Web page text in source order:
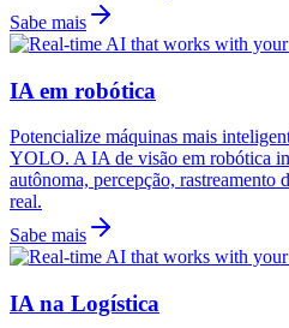
Sabe mais
IA em robótica
Potencialize máquinas mais
YOLO. A IA de visão em robótica
autônoma, percepção, rastreamento
real.
Sabe mais
IA na Logística